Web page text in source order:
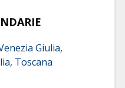
Giulia,
Toscana